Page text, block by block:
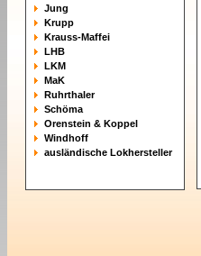
Jung
Krupp
Krauss-Maffei
LHB
LKM
MaK
Ruhrthaler
Schöma
Orenstein & Koppel
Windhoff
ausländische Lokhersteller